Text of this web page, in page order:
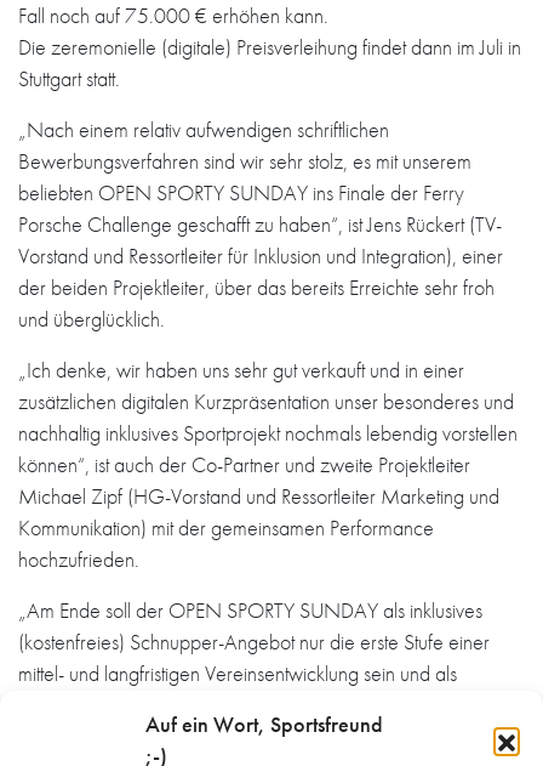
Auf ein Wort, Sportsfreund
;-)
Fall noch auf 75.000 € erhöhen kann.
Die zeremonielle (digitale) Preisverleihung findet dann im Juli in
Stuttgart statt.
„Nach einem relativ aufwendigen schriftlichen
Bewerbungsverfahren sind wir sehr stolz, es mit unserem
beliebten OPEN SPORTY SUNDAY ins Finale der Ferry
Porsche Challenge geschafft zu haben“, ist Jens Rückert (TV-
Vorstand und Ressortleiter für Inklusion und Integration), einer
der beiden Projektleiter, über das bereits Erreichte sehr froh
und überglücklich.
„Ich denke, wir haben uns sehr gut verkauft und in einer
zusätzlichen digitalen Kurzpräsentation unser besonderes und
nachhaltig inklusives Sportprojekt nochmals lebendig vorstellen
können“, ist auch der Co-Partner und zweite Projektleiter
Michael Zipf (HG-Vorstand und Ressortleiter Marketing und
Kommunikation) mit der gemeinsamen Performance
hochzufrieden.
„Am Ende soll der OPEN SPORTY SUNDAY als inklusives
(kostenfreies) Schnupper-Angebot nur die erste Stufe einer
mittel- und langfristigen Vereinsentwicklung sein und als
verschiedenen Sportarten und Abteilungen vorbereiten“, sind